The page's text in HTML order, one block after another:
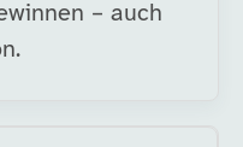
– auch